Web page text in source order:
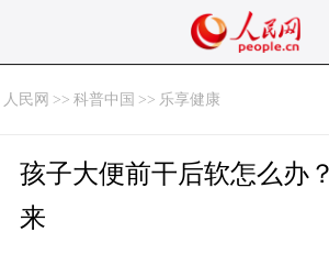
人民网 >> 科普中国 >> 乐享健康
孩子大便前干后软怎么办
来